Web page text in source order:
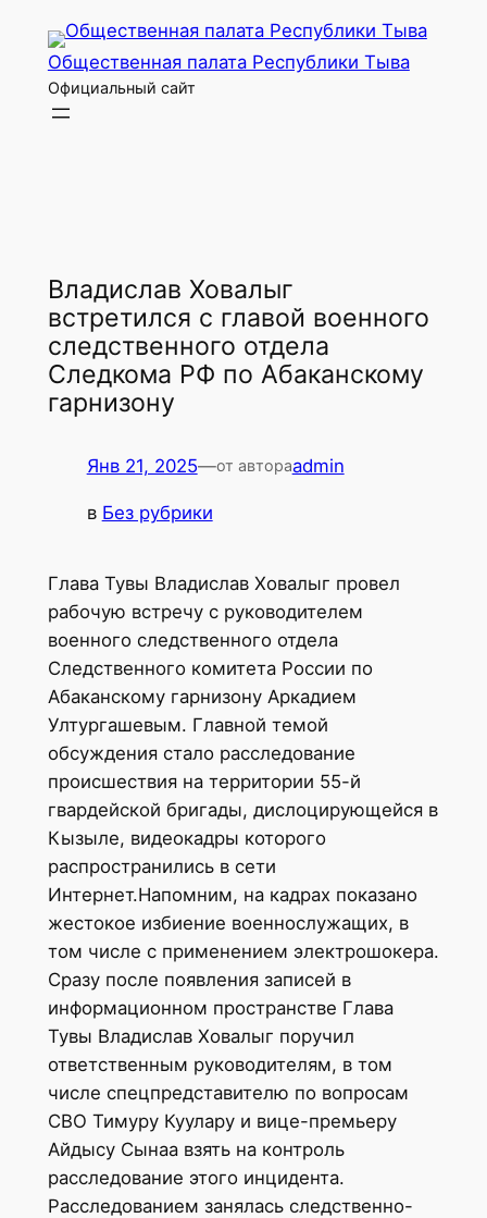
Перейти
содержимому
Общественная палата Республики Тыва
Официальный сайт
Владислав Ховалыг
встретился с главой военного
следственного отдела
Следкома РФ по Абаканскому
гарнизону
Янв 21, 2025—от автораadmin
в Без рубрики
Глава Тувы Владислав Ховалыг провел
рабочую встречу с руководителем
военного следственного отдела
Следственного комитета России по
Абаканскому гарнизону Аркадием
Ултургашевым. Главной темой
обсуждения стало расследование
происшествия на территории 55-й
гвардейской бригады, дислоцирующейся в
Кызыле, видеокадры которого
распространились в сети
Интернет.Напомним, на кадрах показано
жестокое избиение военнослужащих, в
том числе с применением электрошокера.
Сразу после появления записей в
информационном пространстве Глава
Тувы Владислав Ховалыг поручил
ответственным руководителям, в том
числе спецпредставителю по вопросам
СВО Тимуру Куулару и вице-премьеру
Айдысу Сынаа взять на контроль
расследование этого инцидента.
Расследованием занялась следственно-